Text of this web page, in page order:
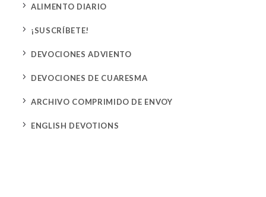
5 ALIMENTO DIARIO
5 ¡SUSCRÍBETE!
5 DEVOCIONES ADVIENTO
5 DEVOCIONES DE CUARESMA
5 ARCHIVO COMPRIMIDO DE ENVOY
5 ENGLISH DEVOTIONS